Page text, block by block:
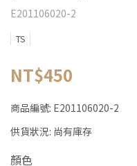
E201106020-2
TS
NT$450
商品編號: E201106020-2
供貨狀況: 尚有庫存
顏色